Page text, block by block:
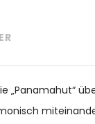
„Panamahut“